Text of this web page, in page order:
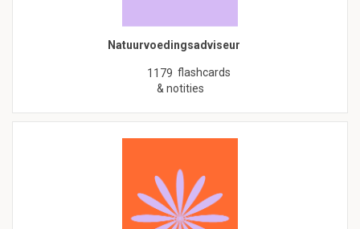
Natuurvoedingsadviseur
1179 flashcards
& notities